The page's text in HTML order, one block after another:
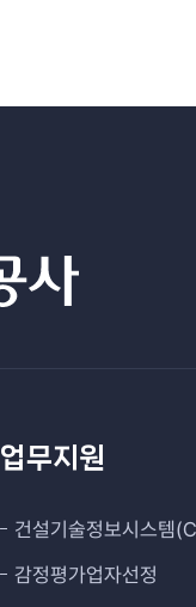
업무지원
건설기술정보시스템
감정평가업자선정